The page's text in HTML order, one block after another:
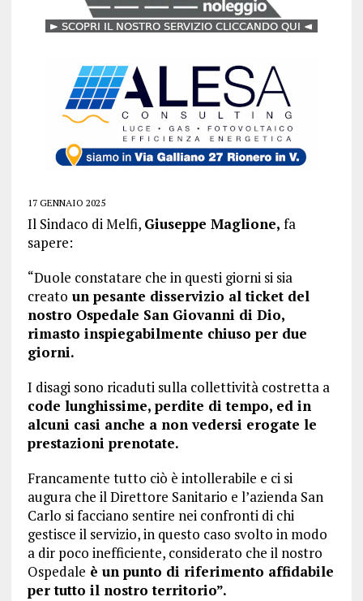
17 GENNAIO 2025
Il Sindaco di Melfi, Giuseppe Maglione, fa
sapere:
“Duole constatare che in questi giorni si sia
creato un pesante disservizio al ticket del
nostro Ospedale San Giovanni di Dio,
rimasto inspiegabilmente chiuso per due
giorni.
I disagi sono ricaduti sulla collettività costretta a
code lunghissime, perdite di tempo, ed in
alcuni casi anche a non vedersi erogate le
prestazioni prenotate.
Francamente tutto ciò è intollerabile e ci si
augura che il Direttore Sanitario e l’azienda San
Carlo si facciano sentire nei confronti di chi
gestisce il servizio, in questo caso svolto in modo
a dir poco inefficiente, considerato che il nostro
Ospedale è un punto di riferimento affidabile
per tutto il nostro territorio”.